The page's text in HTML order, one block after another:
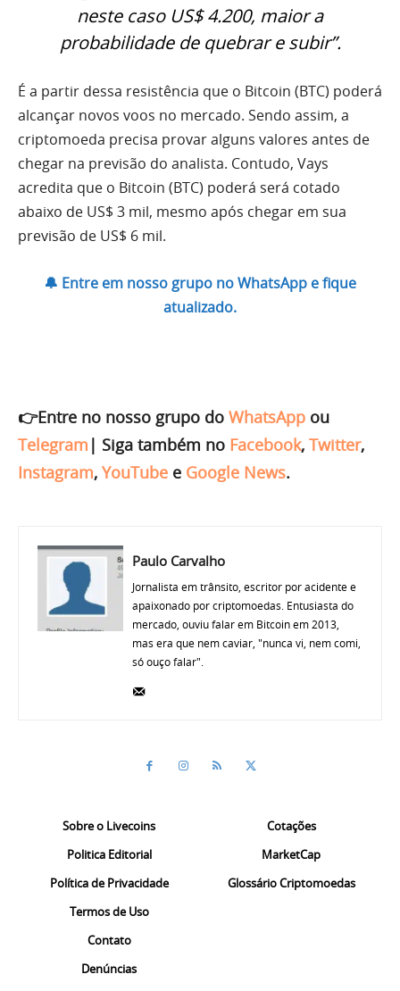
neste caso US$ 4.200, maior a
probabilidade de quebrar e subir”.
É a partir dessa resistência que o Bitcoin (BTC) poderá
alcançar novos voos no mercado. Sendo assim, a
criptomoeda precisa provar alguns valores antes de
chegar na previsão do analista. Contudo, Vays
acredita que o Bitcoin (BTC) poderá será cotado
abaixo de US$ 3 mil, mesmo após chegar em sua
previsão de US$ 6 mil.
🔔 Entre em nosso grupo no WhatsApp e fique
atualizado.
👉Entre no nosso grupo do WhatsApp ou
Telegram | Siga também no Facebook, Twitter,
Instagram, YouTube e Google News.
Paulo Carvalho
Jornalista em trânsito, escritor por acidente e
apaixonado por criptomoedas. Entusiasta do
mercado, ouviu falar em Bitcoin em 2013,
mas era que nem caviar, "nunca vi, nem comi,
só ouço falar".
Sobre o Livecoins
Politica Editorial
Política de Privacidade
Termos de Uso
Contato
Denúncias
Cotações
MarketCap
Glossário Criptomoedas